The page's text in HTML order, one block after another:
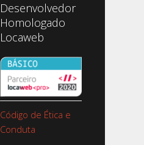
Desenvolvedor
Homologado
Locaweb
Código de Ética e
Conduta